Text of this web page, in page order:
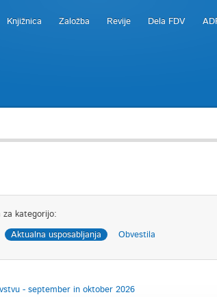
Knjižnica Založba Revije Dela FDV
za kategorijo:
Aktualna usposabljanja Obvestila
- september in oktober 2026